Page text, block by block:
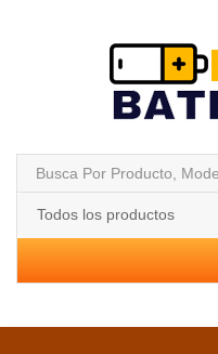
Todos los productos